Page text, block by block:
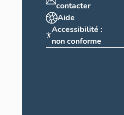
contacter
Aide
Accessibilité :
non conforme